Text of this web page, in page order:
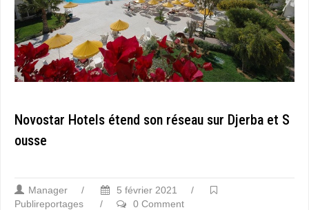
Novostar Hotels étend son réseau sur Djerba et S
ousse
Manager / 5 février 2021
/
Publireportages
/ 0 Comment